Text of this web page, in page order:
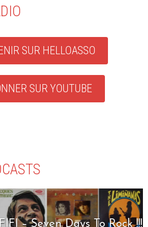
SUR HELLOASSO
SUR YOUTUBE
– Seven Days To Rock !!!